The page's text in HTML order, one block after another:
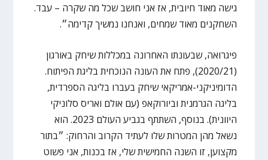
גישה מאוד חיובית, אז אני חושב שכל מה שקרה – עבד.
השחקנים מאוד שמחים, ואנחנו נמשיך קדימה״.
פיגרואה, שבעונתו האחרונה במכללות שיחק באורגון
(2020/21), פתח את העונה הנוכחית בליגת הפיתוח.
הדומיניקני-אמריקאי שיחק בעברו בליגה הספרדית,
בליגה הגרמנית וביורוקאפ (עם אולם ואריס סלוניקי
היוונית). בנוסף, השתתף בגביע העולם 2023. הוא
נשאל מהן המטרות שלו לעתיד הקרוב והרחוק: ״בתור
מקצוען, זו השנה החמישית שלי, אז בכנות, אני פשוט